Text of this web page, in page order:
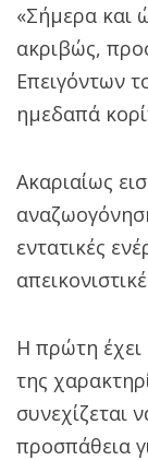
«Σήμερα και
ακριβώς,
Επειγόντων
ημεδαπά
Ακαριαίως
εντατικές
Η πρώτη έχει
της
συνεχίζεται
προσπάθεια